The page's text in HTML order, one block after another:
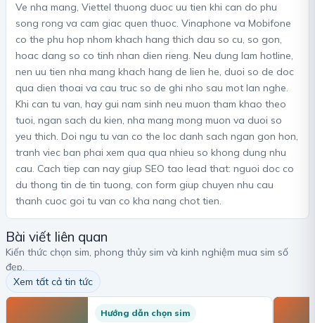
Ve nha mang, Viettel thuong duoc uu tien khi can do phu
song rong va cam giac quen thuoc. Vinaphone va Mobifone
co the phu hop nhom khach hang thich dau so cu, so gon,
hoac dang so co tinh nhan dien rieng. Neu dung lam hotline,
nen uu tien nha mang khach hang de lien he, duoi so de doc
qua dien thoai va cau truc so de ghi nho sau mot lan nghe.
Khi can tu van, hay gui nam sinh neu muon tham khao theo
tuoi, ngan sach du kien, nha mang mong muon va duoi so
yeu thich. Doi ngu tu van co the loc danh sach ngan gon hon,
tranh viec ban phai xem qua qua nhieu so khong dung nhu
cau. Cach tiep can nay giup SEO tao lead that: nguoi doc co
du thong tin de tin tuong, con form giup chuyen nhu cau
thanh cuoc goi tu van co kha nang chot tien.
Bài viết liên quan
Kiến thức chọn sim, phong thủy sim và kinh nghiệm mua sim số
đẹp.
Xem tất cả tin tức
Hướng dẫn chọn sim